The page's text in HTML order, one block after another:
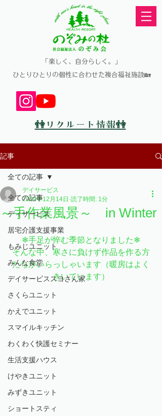
​「楽しく、自分らしく。」
​ひとりひとりの個性に合わせた複合福祉施設🏡
👫リクルート情報👫
記事
全ての記事
ディサービス
居宅介護支援事業
もみじユニット
みんな食堂
デイサービススヨさん家
さくらユニット
かえでユニット
スマイルキッチン
わくわく快護セミナー
生活支援ハウス
けやきユニット
みずきユニット
ショートスティ
全ての記事
～手作業風景～ in Winter
デイサービス
2019年12月14日 読了時間: 1分
❄手足が悴む季節となりました❄
そんな中、寒さに負けず作品を作る方
たちがいらっしゃいます（暖房はよく
きいています）